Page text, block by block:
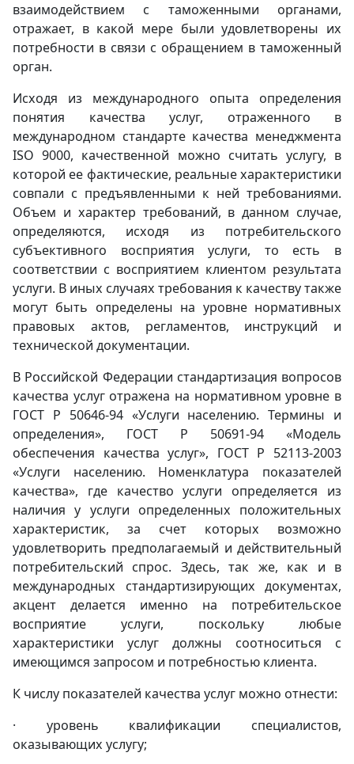
взаимодействием с таможенными органами,
отражает, в какой мере были удовлетворены их
потребности в связи с обращением в таможенный
орган.
Исходя из международного опыта определения
понятия качества услуг, отраженного в
международном стандарте качества менеджмента
ISO 9000, качественной можно считать услугу, в
которой ее фактические, реальные характеристики
совпали с предъявленными к ней требованиями.
Объем и характер требований, в данном случае,
определяются, исходя из потребительского
субъективного восприятия услуги, то есть в
соответствии с восприятием клиентом результата
услуги. В иных случаях требования к качеству также
могут быть определены на уровне нормативных
правовых актов, регламентов, инструкций и
технической документации.
В Российской Федерации стандартизация вопросов
качества услуг отражена на нормативном уровне в
ГОСТ Р 50646-94 «Услуги населению. Термины и
определения», ГОСТ Р 50691-94 «Модель
обеспечения качества услуг», ГОСТ Р 52113-2003
«Услуги населению. Номенклатура показателей
качества», где качество услуги определяется из
наличия у услуги определенных положительных
характеристик, за счет которых возможно
удовлетворить предполагаемый и действительный
потребительский спрос. Здесь, так же, как и в
международных стандартизирующих документах,
акцент делается именно на потребительское
восприятие услуги, поскольку любые
характеристики услуг должны соотноситься с
имеющимся запросом и потребностью клиента.
К числу показателей качества услуг можно отнести:
· уровень квалификации специалистов,
оказывающих услугу;